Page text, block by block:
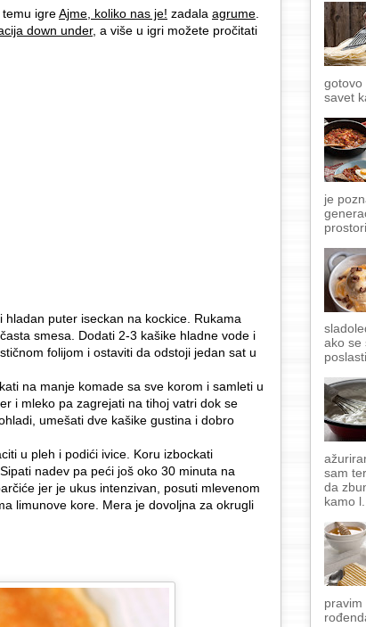
temu igreAjme, koliko nas je! zadala agrume
down under, a više u igri možete pročitati
puter iseckan na kockice. Rukama
smesa. Dodati 2-3 kašike hladne vode i
folijom i ostaviti da odstoji jedan sat u
na manje komade sa sve korom i samleti u
i mleko pa zagrejati na tihoj vatri dok se
umešati dve kašike gustina i dobro
u pleh i podići ivice. Koru izbockati
nadev pa peći još oko 30 minuta na
jer je ukus intenzivan, posuti mlevenom
limunove kore. Mera je dovoljna za okrugli
gotovo
savet
je
ako se
sam
da
kamo l...
pravim